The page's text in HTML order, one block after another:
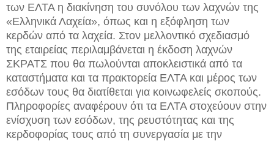
των ΕΛΤΑ η διακίνηση του συνόλου των λαχνών της
«Ελληνικά Λαχεία», όπως και η εξόφληση των
κερδών από τα λαχεία. Στον μελλοντικό σχεδιασμό
της εταιρείας περιλαμβάνεται η έκδοση λαχνών
ΣΚΡΑΤΣ που θα πωλούνται αποκλειστικά από τα
καταστήματα και τα πρακτορεία ΕΛΤΑ και μέρος των
εσόδων τους θα διατίθεται για κοινωφελείς σκοπούς.
Πληροφορίες αναφέρουν ότι τα ΕΛΤΑ στοχεύουν στην
ενίσχυση των εσόδων, της ρευστότητας και της
κερδοφορίας τους από τη συνεργασία με την